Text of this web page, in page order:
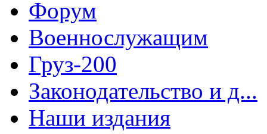
Форум
Военнослужащим
Груз-200
Законодательство и д...
Наши издания